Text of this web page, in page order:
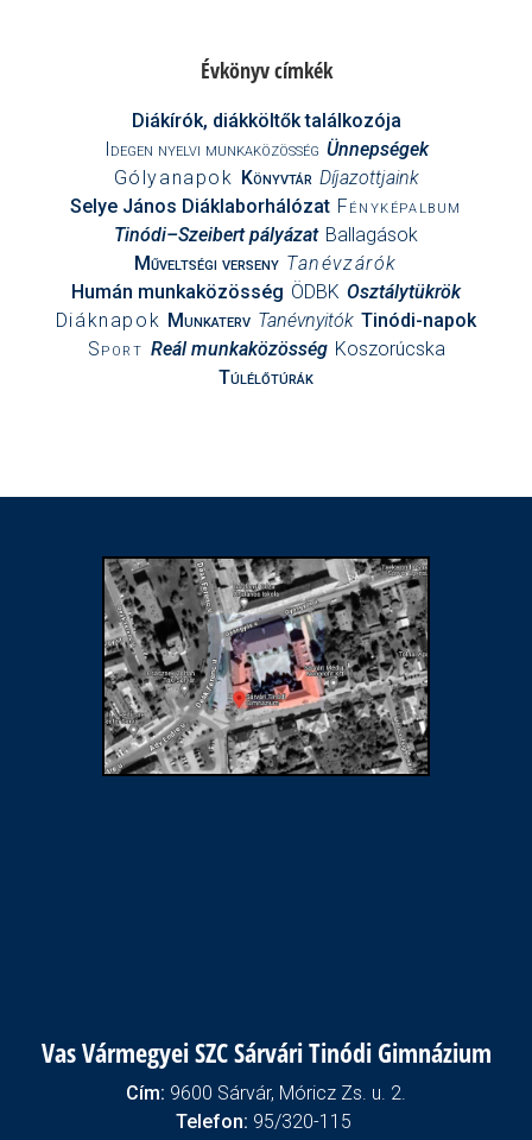
Évkönyv címkék
Diákírók, diákköltők találkozója
Idegen nyelvi munkaközösség Ünnepségek
Gólyanapok Könyvtár Díjazottjaink
Selye János Diáklaborhálózat Fényképalbum
Tinódi–Szeibert pályázat Ballagások
Műveltségi verseny Tanévzárók
Humán munkaközösség ÖDBK Osztálytükrök
Diáknapok Munkaterv Tanévnyitók Tinódi-napok
Sport Reál munkaközösség Koszorúcska
Túlélőtúrák
Vas Vármegyei SZC Sárvári Tinódi Gimnázium
Cím: 9600 Sárvár, Móricz Zs. u. 2.
Telefon: 95/320-115